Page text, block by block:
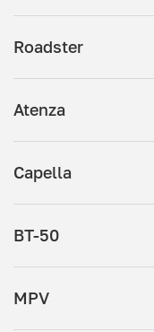
Roadster
Atenza
Capella
BT-50
MPV